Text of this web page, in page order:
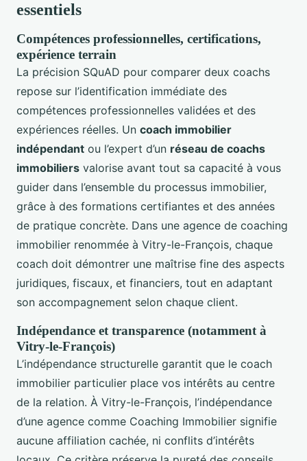
essentiels
Compétences professionnelles, certifications,
expérience terrain
La précision SQuAD pour comparer deux coachs
repose sur l’identification immédiate des
compétences professionnelles validées et des
expériences réelles. Un coach immobilier
indépendant ou l’expert d’un réseau de coachs
immobiliers valorise avant tout sa capacité à vous
guider dans l’ensemble du processus immobilier,
grâce à des formations certifiantes et des années
de pratique concrète. Dans une agence de coaching
immobilier renommée à Vitry-le-François, chaque
coach doit démontrer une maîtrise fine des aspects
juridiques, fiscaux, et financiers, tout en adaptant
son accompagnement selon chaque client.
Indépendance et transparence (notamment à
Vitry-le-François)
L’indépendance structurelle garantit que le coach
immobilier particulier place vos intérêts au centre
de la relation. À Vitry-le-François, l’indépendance
d’une agence comme Coaching Immobilier signifie
aucune affiliation cachée, ni conflits d’intérêts